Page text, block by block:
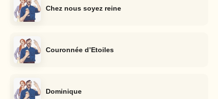
Chez nous soyez reine
Couronnée d’Etoiles
Dominique